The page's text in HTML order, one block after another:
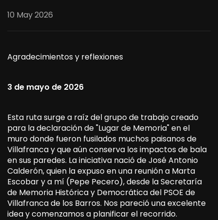
10 May 2026
Agradecimientos y reflexiones
3 de mayo de 2026
Esta ruta surge a raíz del grupo de trabajo creado
para la declaración de "Lugar de Memoria" en el
muro donde fueron fusilados muchos paisanos de
Villafranca y que aún conserva los impactos de bala
en sus paredes. La iniciativa nació de José Antonio
Calderón, quien la expuso en una reunión a Marta
Escobar y a mí (Pepe Pecero), desde la Secretaría
de Memoria Histórica y Democrática del PSOE de
Villafranca de los Barros. Nos pareció una excelente
idea y comenzamos a planificar el recorrido.